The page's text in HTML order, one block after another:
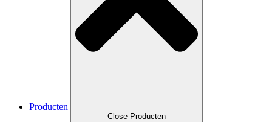
Producten
Close Producten